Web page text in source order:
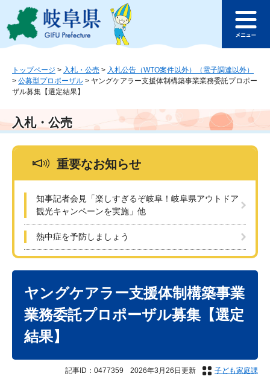
ジ
ュ
本
文
このページの本文へ
ュ
トップページ > 入札・公売 > 入札公告（WTO案件以外）（電子調達以外）
> 公募型プロポーザル > ヤングケアラー支援体制構築事業業務委託プロポー
ザル募集【選定結果】
入札・公売
重要なお知らせ
知事記者会見「楽しすぎるぞ岐阜！岐阜県アウトドア
観光キャンペーンを実施」他
熱中症を予防しましょう
ヤングケアラー支援体制構築事業
業務委託プロポーザル募集【選定
結果】
記事ID：0477359 2026年3月26日更新 子ども家庭課